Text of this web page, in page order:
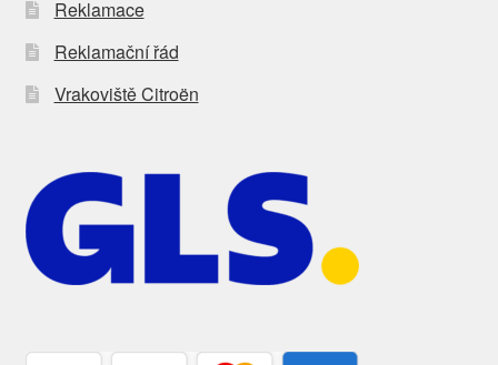
Reklamace
Reklamační řád
Vrakoviště Citroën